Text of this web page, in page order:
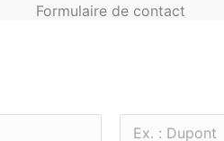
Formulaire de contact